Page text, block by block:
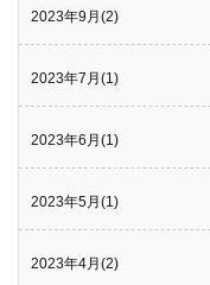
2023年9月(2)
2023年7月(1)
2023年6月(1)
2023年5月(1)
2023年4月(2)